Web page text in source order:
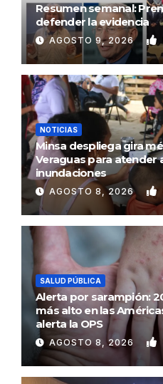
Resumen semanal:
defender la evidencia
AGOSTO 9, 2026
NOTICIAS
Minsa despliega gira
Veraguas para atender
inundaciones
AGOSTO 8, 2026
SALUD PÚBLICA
Alerta por sarampión:
más alto en las
alerta la OPS
AGOSTO 8, 2026